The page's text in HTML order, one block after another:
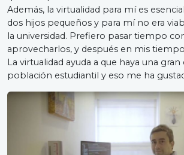
Además, la virtualidad para mí es
dos hijos pequeños y para mí no era
la universidad. Prefiero pasar tiempo
aprovecharlos, y después en mis
La virtualidad ayuda a que haya una gran
población estudiantil y eso me ha